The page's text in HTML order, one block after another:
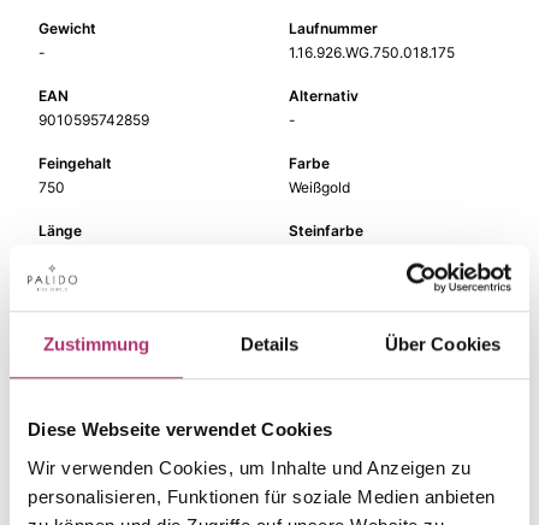
Zustimmung Details Über Cookies
Diese Webseite verwendet Cookies
Wir verwenden Cookies, um Inhalte und Anzeigen zu
personalisieren, Funktionen für soziale Medien anbieten
Gewicht
-
Laufnummer
1.16.926.WG.750.018.175
EAN
9010595742859
Alternativ
-
Feingehalt
750
Farbe
Weißgold
Länge
Steinfarbe
Die passenden Stücke